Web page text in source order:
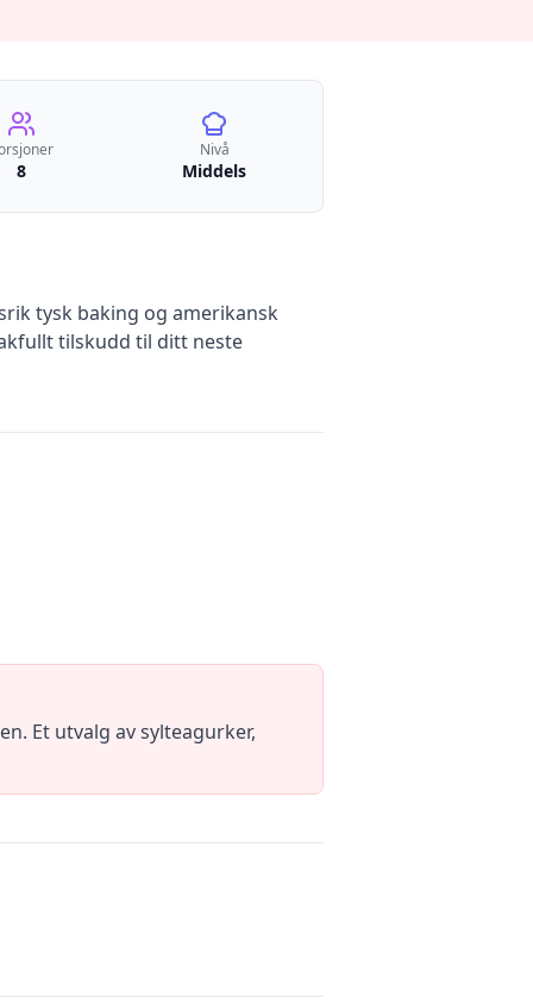
8
Nivå
Middels
tysk baking og amerikansk
tilskudd til ditt neste
Et utvalg av sylteagurker,